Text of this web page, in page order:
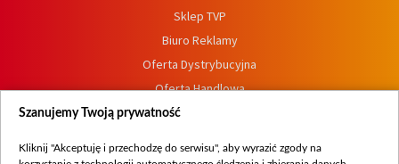
Sklep TVP
Biuro Reklamy
Oferta Dystrybucyjna
Oferta Handlowa
Dostępność
Procedura zgłoszeń wewnętrznych
Szanujemy Twoją prywatność
Kliknij "Akceptuję i przechodzę do serwisu", aby wyrazić zgody na